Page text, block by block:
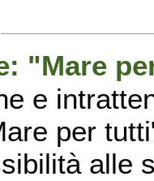
"Mare
e
per
alle